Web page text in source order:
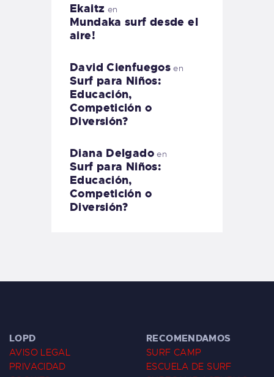
Ekaitz en
Mundaka surf desde el
aire!
David Cienfuegos en
Surf para Niños:
Educación,
Competición o
Diversión?
Diana Delgadoen
Surf para Niños:
Educación,
Competición o
Diversión?
LOPD
AVISO LEGAL
PRIVACIDAD
RECOMENDAMOS
SURF CAMP
ESCUELA DE SURF